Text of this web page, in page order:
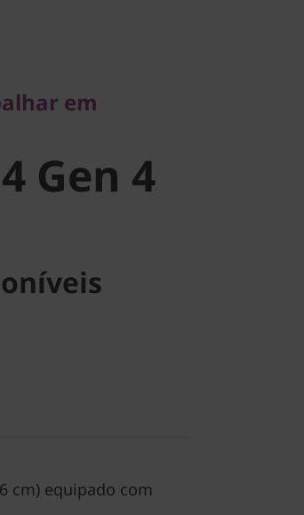
4
em
Gen 4
cm) equipado com